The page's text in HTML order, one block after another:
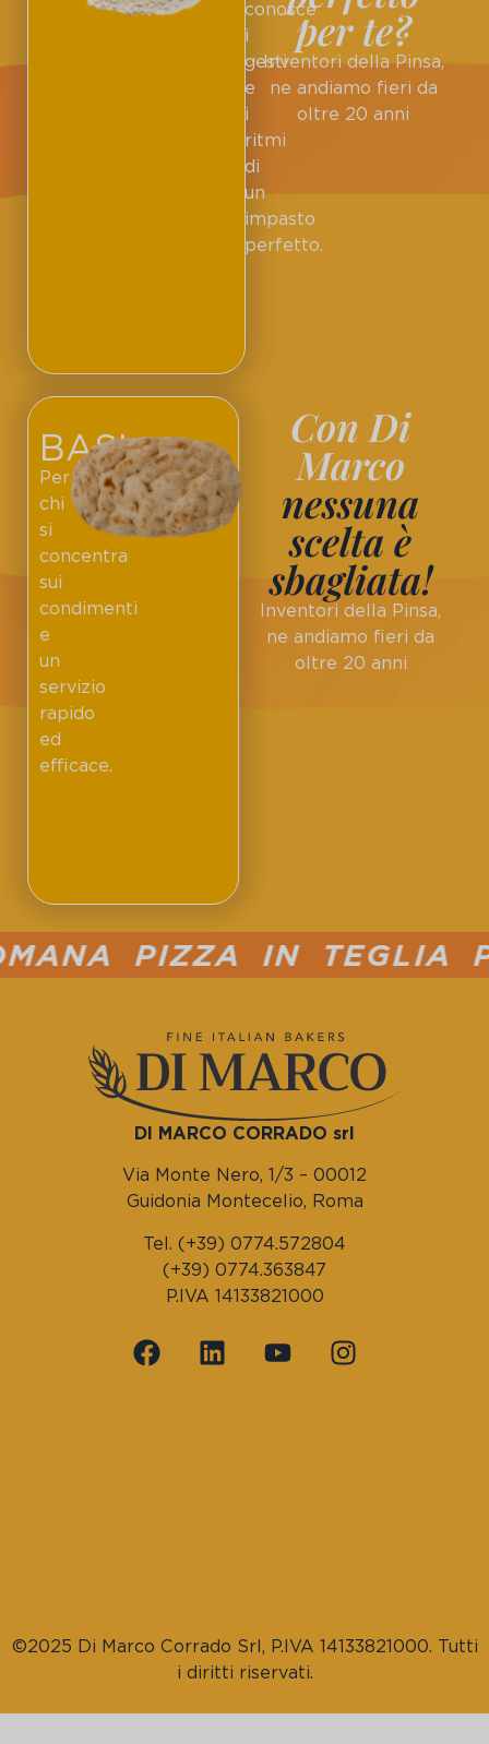
conosce
i
gesti
e
i
ritmi
di
un
impasto
perfetto.
per te?
Inventori della Pinsa,
ne andiamo fieri da
oltre 20 anni
Con Di
Marco
nessuna
scelta è
sbagliata!
Inventori della Pinsa,
ne andiamo fieri da
oltre 20 anni
BASI
Per
chi
si
concentra
sui
condimenti
e
un
servizio
rapido
ed
efficace.
PIZZA IN TEGLIA
DI MARCO CORRADO srl
Via Monte Nero, 1/3 – 00012
Guidonia Montecelio, Roma
Tel. (+39) 0774.572804
(+39) 0774.363847
P.IVA 14133821000
©2025 Di Marco Corrado Srl, P.IVA 14133821000. Tutti
i diritti riservati.